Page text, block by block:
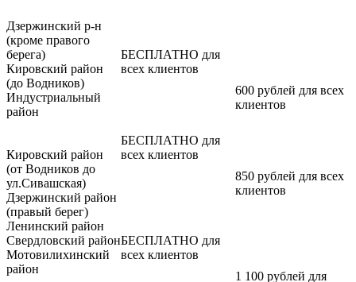
Дзержинский р-н
(кроме правого
берега)
Кировский район
(до Водников)
Индустриальный
район
Кировский район
(от Водников до
ул.Сивашская)
Дзержинский район
(правый берег)
Ленинский район
Свердловский район
Мотовилихинский
район
БЕСПЛАТНО для
всех клиентов
БЕСПЛАТНО для
всех клиентов
БЕСПЛАТНО для
всех клиентов
600 рублей для всех
клиентов
850 рублей для всех
клиентов
1 100 рублей для